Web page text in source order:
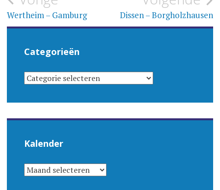
navigatie
Wertheim – Gamburg Dissen – Borgholzhausen
Categorieën
CATEGORIEËN
Kalender
KALENDER